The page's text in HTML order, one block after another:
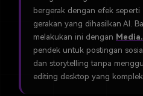
bergerak dengan efek
gerakan yang dihasilkan AI.
melakukan ini dengan
pendek untuk postingan
dan storytelling tanpa
editing desktop yang